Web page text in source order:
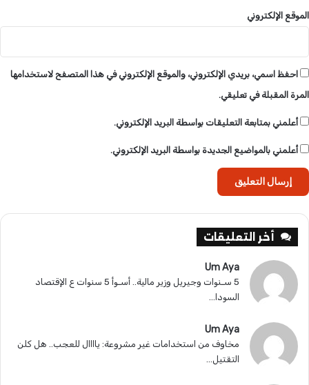
و
م
ت
م
م
ة
الموقع الإلكتروني
احفظ اسمي، بريدي الإلكتروني، والموقع الإلكتروني في هذا المتصفح لاستخدامها
المرة المقبلة في تعليقي.
أعلمني بمتابعة التعليقات بواسطة البريد الإلكتروني.
أعلمني بالمواضيع الجديدة بواسطة البريد الإلكتروني.
أخر التعليقات
Um Aya
5 سـنوات وجيريل وزير مالية.. أسـوأ 5 سنوات ع الإقتصاد
السودا...
Um Aya
مخاوف من استخدامات غير مشروعة: ياااال للعجب.. هل كلن
التقتيل...